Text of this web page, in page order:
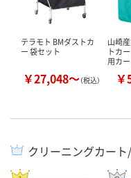
テラモト BMダストカ
ー 袋セット
￥27,048～（税込）
山崎
トカ
用カー
￥
クリーニングカー